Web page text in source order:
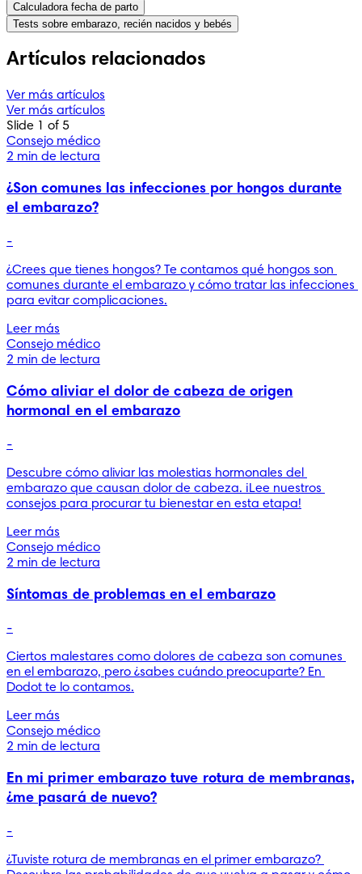
Calculadora fecha de parto
Tests sobre embarazo, recién nacidos y bebés
Artículos relacionados
Ver más artículos
Ver más artículos
Slide 1 of 5
Consejo médico
2 min de lectura
¿Son comunes las infecciones por hongos durante
el embarazo?
-
¿Crees que tienes hongos? Te contamos qué hongos son
comunes durante el embarazo y cómo tratar las infecciones
para evitar complicaciones.
Leer más
Consejo médico
2 min de lectura
Cómo aliviar el dolor de cabeza de origen
hormonal en el embarazo
-
Descubre cómo aliviar las molestias hormonales del
embarazo que causan dolor de cabeza. ¡Lee nuestros
consejos para procurar tu bienestar en esta etapa!
Leer más
Consejo médico
2 min de lectura
Síntomas de problemas en el embarazo
-
Ciertos malestares como dolores de cabeza son comunes
en el embarazo, pero ¿sabes cuándo preocuparte? En
Dodot te lo contamos.
Leer más
Consejo médico
2 min de lectura
En mi primer embarazo tuve rotura de membranas,
¿me pasará de nuevo?
-
¿Tuviste rotura de membranas en el primer embarazo?